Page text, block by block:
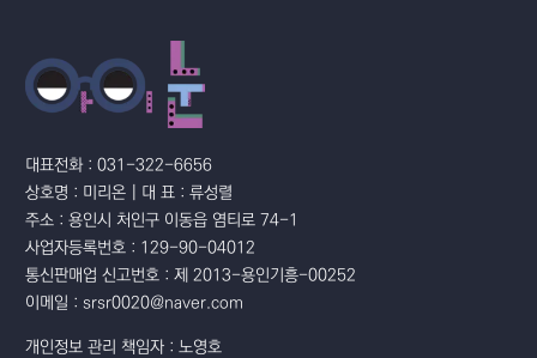
대표전화 : 031-322-6656
상호명 : 미리온 | 대 표 : 류성렬
주소 : 용인시 처인구 이동읍 염티로 74-1
사업자등록번호 : 129-90-04012
통신판매업 신고번호 : 제 2013-용인기흥-00252
이메일 : srsr0020@naver.com
개인정보 관리 책임자 : 노영호